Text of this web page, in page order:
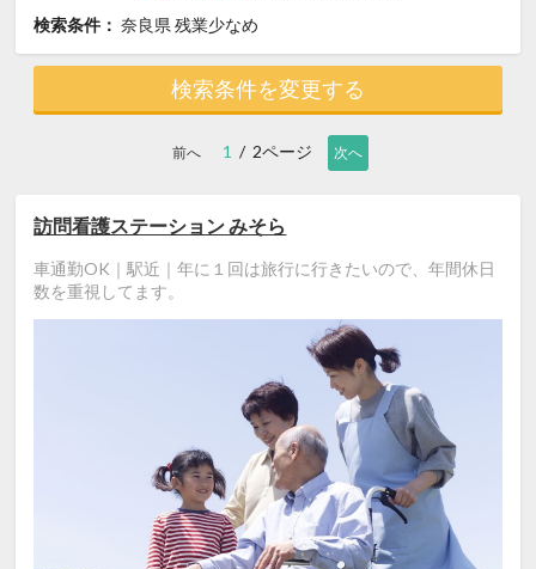
検索条件： 奈良県 残業少なめ
検索条件を変更する
前へ 1 / 2ページ 次へ
訪問看護ステーション みそら
車通勤OK｜駅近｜年に１回は旅行に行きたいので、年間休日
数を重視してます。